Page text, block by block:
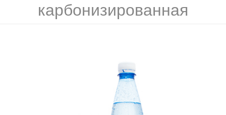
карбонизированная